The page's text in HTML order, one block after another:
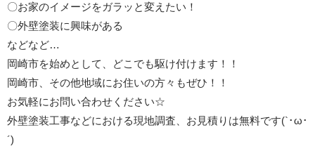
〇お家のイメージをガラッと変えたい！
〇外壁塗装に興味がある
などなど…
岡崎市を始めとして、どこでも駆け付けます！！
岡崎市、その他地域にお住いの方々もぜひ！！
お気軽にお問い合わせください☆
外壁塗装工事などにおける現地調査、お見積りは無料です(`･ω･
´)